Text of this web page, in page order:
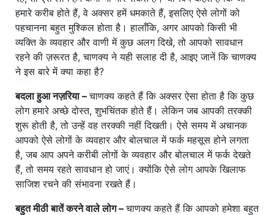
हमारे करीब होते हैं, वे अक्सर हमें धमकाते हैं, इसलिए ऐसे लोगों को
पहचानना बहुत मुश्किल होता है। हालाँकि, अगर आपको किसी भी
व्यक्ति के व्यवहार और वाणी में कुछ अलग दिखे, तो आपको सावधान
रहने की ज़रूरत है, चाणक्य ने यही सलाह दी है, आइए जानें कि चाणक्य
ने इस बारे में क्या कहा है?
बदला हुआ नज़रिया –चाणक्य कहते हैं कि अक्सर ऐसा होता है कि कुछ
लोग हमारे अच्छे दोस्त, शुभचिंतक होते हैं। लेकिन जब आपकी तरक्की
शुरू होती है, तो उन्हें वह तरक्की नहीं दिखती। ऐसे समय में अचानक
आपको ऐसे लोगों के व्यवहार और बोलचाल में फर्क महसूस होने लगता
है, जब आप अपने करीबी लोगों के व्यवहार और बोलचाल में फर्क देखते
हैं, तो समय रहते सावधान हो जाएं। क्योंकि ऐसे लोग आपके खिलाफ
साजिश रचने की संभावना रखते हैं।
बहुत मीठी बातें करने वाले लोग –चाणक्य कहते हैं कि आपको हमेशा बहुत